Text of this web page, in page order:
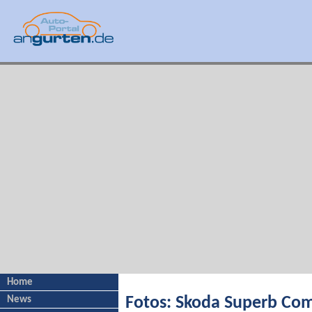
Home
News
Fotos: Skoda Superb